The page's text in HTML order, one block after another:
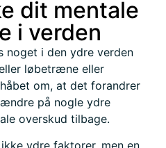
dit mentale
i verden
noget i den ydre verden
løbetræne eller
om, at det forandrer
på nogle ydre
overskud tilbage.